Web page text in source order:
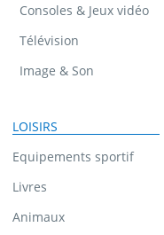
Consoles & Jeux vidéo
Télévision
Image & Son
LOISIRS
Equipements sportif
Livres
Animaux